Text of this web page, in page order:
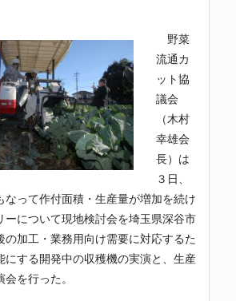
野菜
流通カ
ット協
議会
（木村
幸雄会
長）は
３日、
なって作付面積・生産量が増加を続け
ーについて現地検討会を埼玉県深谷市
の加工・業務用向け需要に対応するた
にする開発中の収穫機の実演と、生産
を行った。